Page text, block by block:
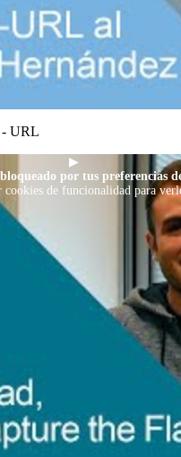
- URL
▶
por tus preferencias
cookies de funcionalidad para